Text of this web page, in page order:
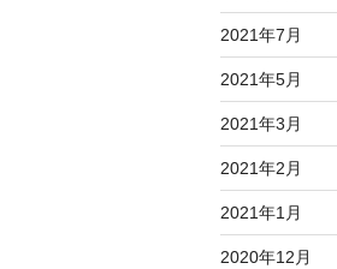
2021年7月
2021年5月
2021年3月
2021年2月
2021年1月
2020年12月